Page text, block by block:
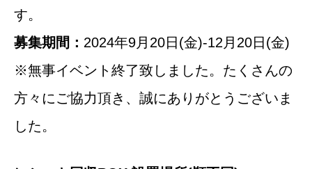
す。
募集期間： 2024年9月20日(金)-12月20日(金)
※無事イベント終了致しました。たくさんの
方々にご協力頂き、誠にありがとうございま
した。